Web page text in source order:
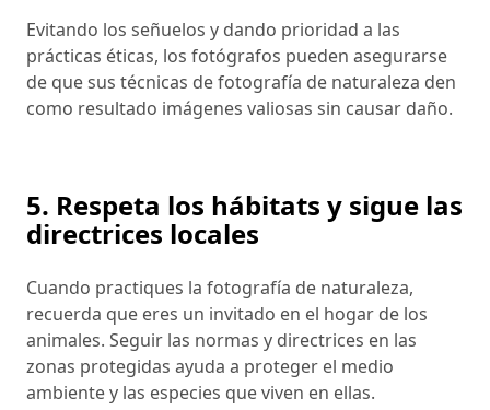
Evitando los señuelos y dando prioridad a las
prácticas éticas, los fotógrafos pueden asegurarse
de que sus técnicas de fotografía de naturaleza den
como resultado imágenes valiosas sin causar daño.
5. Respeta los hábitats y sigue las
directrices locales
Cuando practiques la fotografía de naturaleza,
recuerda que eres un invitado en el hogar de los
animales. Seguir las normas y directrices en las
zonas protegidas ayuda a proteger el medio
ambiente y las especies que viven en ellas.